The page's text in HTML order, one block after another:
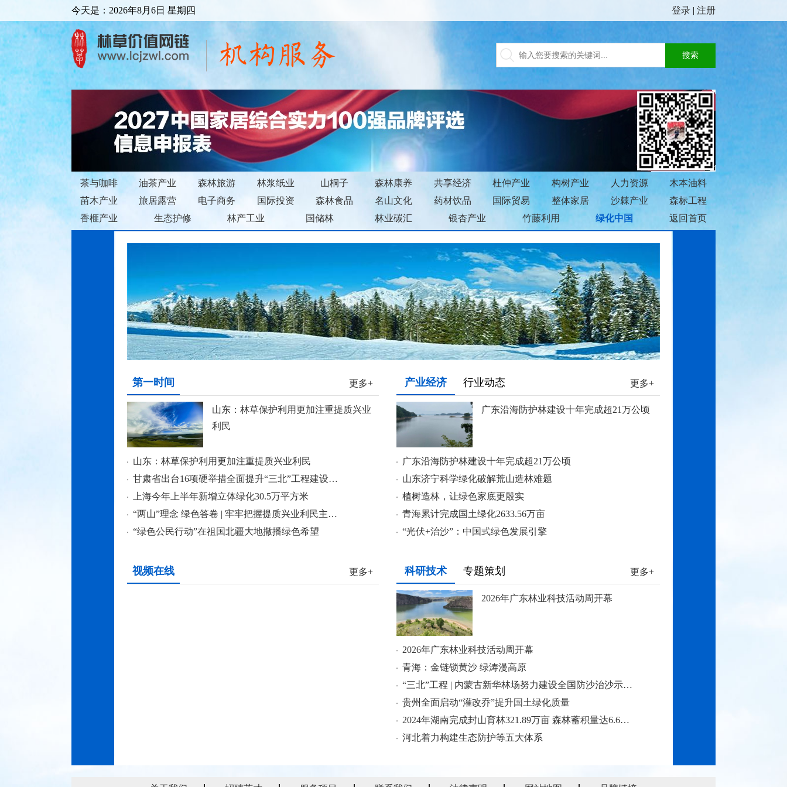
今天是： 2026年8月6日 星期四 登录 | 注册
机构服务
茶与咖啡 油茶产业 森林旅游 林浆纸业 山桐子 森林康养 共享经济 杜仲产业 构树产业 人力资源
木本油料
苗木产业
旅居露营 电子商务 国际投资 森林食品 名山文化 药材饮品 国际贸易 整体家居 沙棘产业
森标工程
香榧产业
生态护修 林产工业 国储林 林业碳汇 银杏产业 竹藤利用 绿化中国 返回首页
第一时间
山东：林草保护利用更加注重提质兴业
利民
山东：林草保护利用更加注重提质兴业利民
甘肃省出台16项硬举措全面提升“三北”工程建设质量
上海今年上半年新增立体绿化30.5万平方米
“两山”理念 绿色答卷 | 牢牢把握提质兴业利民主攻方向
“绿色公民行动”在祖国北疆大地撒播绿色希望
更多+ 产业经济 行业动态
广东沿海防护林建设十年完成超21万公顷
广东沿海防护林建设十年完成超21万公顷
山东济宁科学绿化破解荒山造林难题
植树造林，让绿色家底更殷实
青海累计完成国土绿化2633.56万亩
“光伏+治沙”：中国式绿色发展引擎
更多+
视频在线 更多+ 科研技术 专题策划
2026年广东林业科技活动周开幕
2026年广东林业科技活动周开幕
青海：金链锁黄沙 绿涛漫高原
“三北”工程 | 内蒙古新华林场努力建设全国防沙治沙示范样板
贵州全面启动“灌改乔”提升国土绿化质量
2024年湖南完成封山育林321.89万亩 森林蓄积量达6.6亿立方米
河北着力构建生态防护等五大体系
更多+